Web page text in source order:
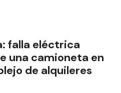
falla eléctrica
una camioneta en
de alquileres